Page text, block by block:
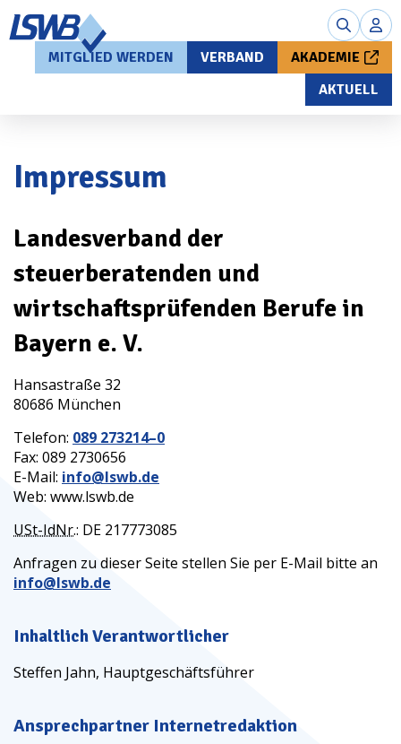
MITGLIED WERDEN VERBAND
AKADEMIE
AKTUELL
Impressum
Landesverband der
steuerberatenden und
wirtschaftsprüfenden Berufe in
Bayern e. V.
Hansastraße 32
80686 München
Telefon: 089 273214–0
Fax: 089 2730656
E-Mail: info@lswb.de
Web: www.lswb.de
USt-IdNr.: DE 217773085
Anfragen zu dieser Seite stellen Sie per E-Mail bitte an
info@lswb.de
Inhaltlich Verantwortlicher
Steffen Jahn, Hauptgeschäftsführer
Ansprechpartner Internetredaktion